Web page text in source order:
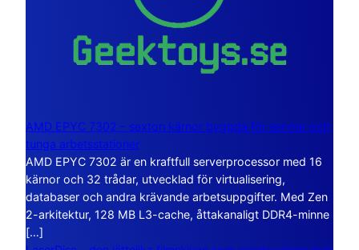
AMD EPYC 7302 – sexton kärnor byggda för servrar och
tunga arbetsstationer
AMD EPYC 7302 är en kraftfull serverprocessor med 16
kärnor och 32 trådar, utvecklad för virtualisering,
databaser och andra krävande arbetsuppgifter. Med Zen
2-arkitektur, 128 MB L3-cache, åttakanaligt DDR4-minne
[…]